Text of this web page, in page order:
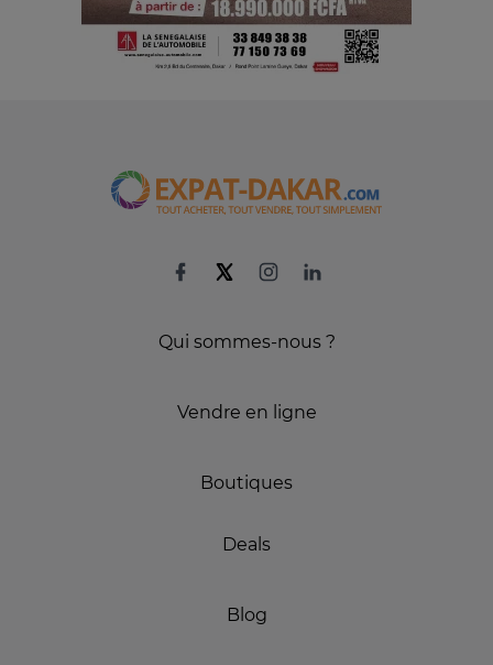
Qui sommes-nous ?
Vendre en ligne
Boutiques
Deals
Blog